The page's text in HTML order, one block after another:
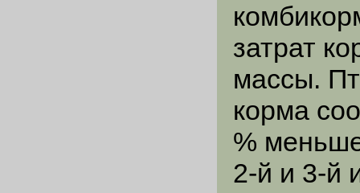
затрат
массы.
корма
%
2-й и 3-й